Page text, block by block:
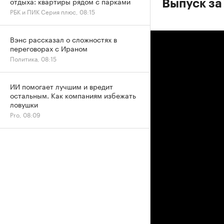
Выпуск
РБК и ПИК Серия плюс, 08:15
Вэнс рассказал о сложностях в
переговорах с Ираном
Политика, 08:15
ИИ помогает лучшим и вредит
остальным. Как компаниям избежать
ловушки
Pro, 08:09